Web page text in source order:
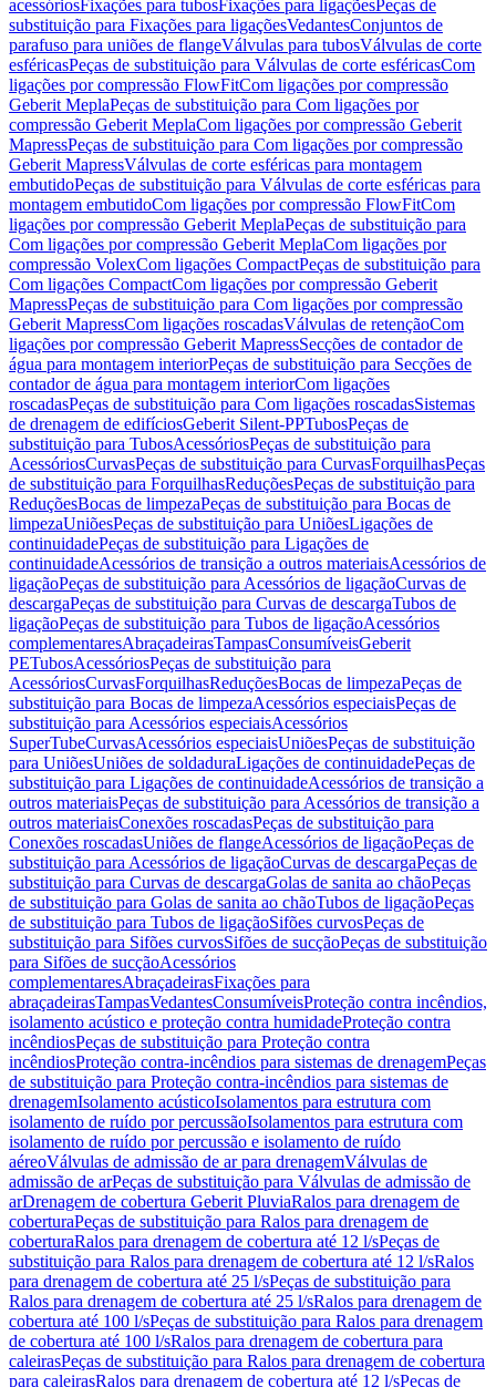
acessóriosFixações para tubosFixações para ligaçõesPeças de
substituição para Fixações para ligaçõesVedantesConjuntos de
parafuso para uniões de flangeVálvulas para tubosVálvulas de corte
esféricasPeças de substituição para Válvulas de corte esféricasCom
ligações por compressão FlowFitCom ligações por compressão
Geberit MeplaPeças de substituição para Com ligações por
compressão Geberit MeplaCom ligações por compressão Geberit
MapressPeças de substituição para Com ligações por compressão
Geberit MapressVálvulas de corte esféricas para montagem
embutidoPeças de substituição para Válvulas de corte esféricas para
montagem embutidoCom ligações por compressão FlowFitCom
ligações por compressão Geberit MeplaPeças de substituição para
Com ligações por compressão Geberit MeplaCom ligações por
compressão VolexCom ligações CompactPeças de substituição para
Com ligações CompactCom ligações por compressão Geberit
MapressPeças de substituição para Com ligações por compressão
Geberit MapressCom ligações roscadasVálvulas de retençãoCom
ligações por compressão Geberit MapressSecções de contador de
água para montagem interiorPeças de substituição para Secções de
contador de água para montagem interiorCom ligações
roscadasPeças de substituição para Com ligações roscadasSistemas
de drenagem de edifíciosGeberit Silent-PPTubosPeças de
substituição para TubosAcessóriosPeças de substituição para
AcessóriosCurvasPeças de substituição para CurvasForquilhasPeças
de substituição para ForquilhasReduçõesPeças de substituição para
ReduçõesBocas de limpezaPeças de substituição para Bocas de
limpezaUniõesPeças de substituição para UniõesLigações de
continuidadePeças de substituição para Ligações de
continuidadeAcessórios de transição a outros materiaisAcessórios de
ligaçãoPeças de substituição para Acessórios de ligaçãoCurvas de
descargaPeças de substituição para Curvas de descargaTubos de
ligaçãoPeças de substituição para Tubos de ligaçãoAcessórios
complementaresAbraçadeirasTampasConsumíveisGeberit
PETubosAcessóriosPeças de substituição para
AcessóriosCurvasForquilhasReduçõesBocas de limpezaPeças de
substituição para Bocas de limpezaAcessórios especiaisPeças de
substituição para Acessórios especiaisAcessórios
SuperTubeCurvasAcessórios especiaisUniõesPeças de substituição
para UniõesUniões de soldaduraLigações de continuidadePeças de
substituição para Ligações de continuidadeAcessórios de transição a
outros materiaisPeças de substituição para Acessórios de transição a
outros materiaisConexões roscadasPeças de substituição para
Conexões roscadasUniões de flangeAcessórios de ligaçãoPeças de
substituição para Acessórios de ligaçãoCurvas de descargaPeças de
substituição para Curvas de descargaGolas de sanita ao chãoPeças
de substituição para Golas de sanita ao chãoTubos de ligaçãoPeças
de substituição para Tubos de ligaçãoSifões curvosPeças de
substituição para Sifões curvosSifões de sucçãoPeças de substituição
para Sifões de sucçãoAcessórios
complementaresAbraçadeirasFixações para
abraçadeirasTampasVedantesConsumíveisProteção contra incêndios,
isolamento acústico e proteção contra humidadeProteção contra
incêndiosPeças de substituição para Proteção contra
incêndiosProteção contra-incêndios para sistemas de drenagemPeças
de substituição para Proteção contra-incêndios para sistemas de
drenagemIsolamento acústicoIsolamentos para estrutura com
isolamento de ruído por percussãoIsolamentos para estrutura com
isolamento de ruído por percussão e isolamento de ruído
aéreoVálvulas de admissão de ar para drenagemVálvulas de
admissão de arPeças de substituição para Válvulas de admissão de
arDrenagem de cobertura Geberit PluviaRalos para drenagem de
coberturaPeças de substituição para Ralos para drenagem de
coberturaRalos para drenagem de cobertura até 12 l/sPeças de
substituição para Ralos para drenagem de cobertura até 12 l/sRalos
para drenagem de cobertura até 25 l/sPeças de substituição para
Ralos para drenagem de cobertura até 25 l/sRalos para drenagem de
cobertura até 100 l/sPeças de substituição para Ralos para drenagem
de cobertura até 100 l/sRalos para drenagem de cobertura para
caleirasPeças de substituição para Ralos para drenagem de cobertura
para caleirasRalos para drenagem de cobertura até 12 l/sPeças de